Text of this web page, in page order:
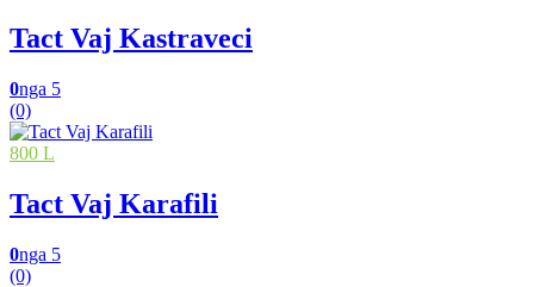
Tact Vaj Kastraveci
0nga 5
(0)
800 L
Tact Vaj Karafili
0nga 5
(0)